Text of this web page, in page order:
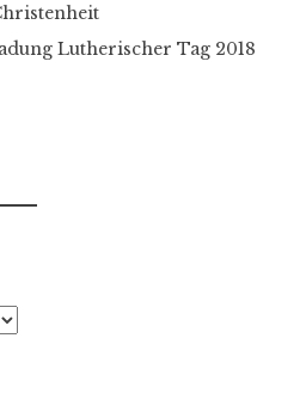
Lutherischer Tag 2018